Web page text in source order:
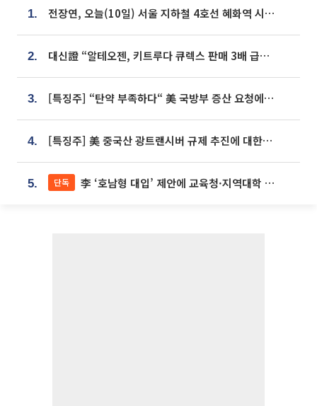
1. 전장연, 오늘(10일) 서울 지하철 4호선 혜화역 시위…1호선 용산역 무정차
2. 대신證 “알테오젠, 키트루다 큐렉스 판매 3배 급증…목표가 41만원 상향”
3. [특징주] “탄약 부족하다“ 美 국방부 증산 요청에⋯국내 방산주 급등세
4. [특징주] 美 중국산 광트랜시버 규제 추진에 대한광통신 등 광통신株 강세
5. 단독 李 ‘호남형 대입’ 제안에 교육청·지역대학 서·논술형 입시 연계 '착수'